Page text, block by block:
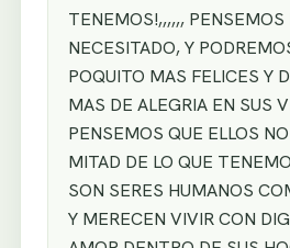
TENEMOS!,,,,,, PENSEMOS
NECESITADO, Y
POQUITO MAS FELICES Y
MAS DE ALEGRIA EN SUS
PENSEMOS QUE ELLOS
MITAD DE LO QUE
SON SERES HUMANOS
Y MERECEN VIVIR CON